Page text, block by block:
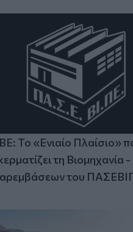
Το «Ενιαίο Πλαίσιο»
τη Βιομηχανία
του